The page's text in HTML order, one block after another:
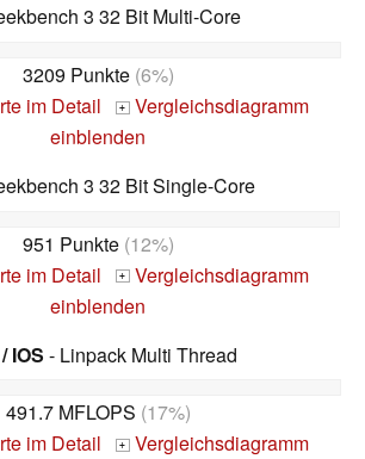
3 32 Bit Multi-Core
3209 Punkte(6%)
im Detail + Vergleichsdiagramm
einblenden
3 32 Bit Single-Core
951 Punkte(12%)
im Detail + Vergleichsdiagramm
einblenden
IOS - Linpack Multi Thread
491.7 MFLOPS (17%)
im Detail + Vergleichsdiagramm